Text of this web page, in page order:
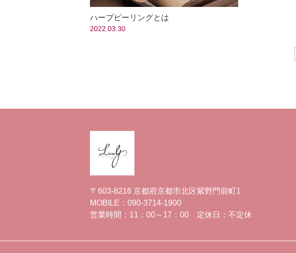
ハーブピーリングとは
2022.03.30
〒603-8216 京都府京都市北区紫野門前町1
MOBILE：090-3714-1900
営業時間：11：00～17：00 定休日：不定休